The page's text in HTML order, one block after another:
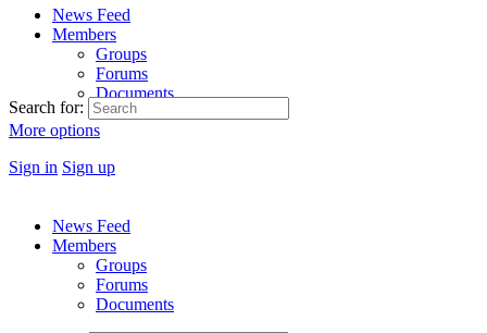
News Feed
Members
Groups
Forums
Documents
More options
Sign in Sign up
Search for:
News Feed
Members
Groups
Forums
Documents